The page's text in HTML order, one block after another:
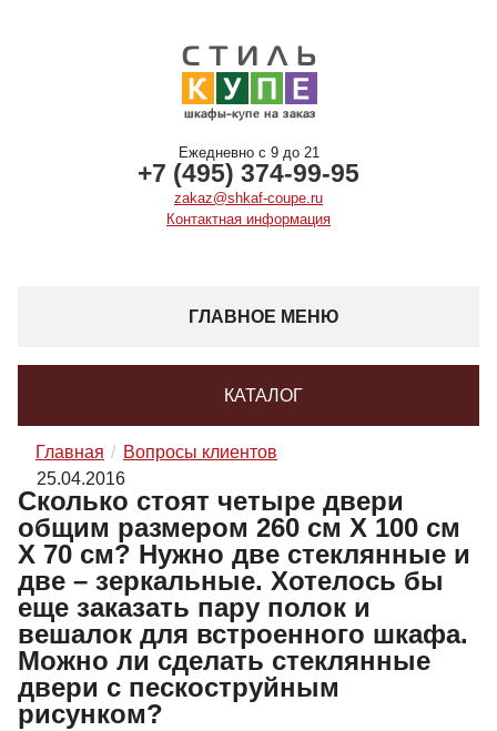
Ежедневно с 9 до 21
+7 (495) 374-99-95
zakaz@shkaf-coupe.ru
Контактная информация
ГЛАВНОЕ МЕНЮ
КАТАЛОГ
Главная
Вопросы клиентов
25.04.2016
Сколько стоят четыре двери
общим размером 260 см Х 100 см
Х 70 см? Нужно две стеклянные и
две – зеркальные. Хотелось бы
еще заказать пару полок и
вешалок для встроенного шкафа.
Можно ли сделать стеклянные
двери с пескоструйным
рисунком?